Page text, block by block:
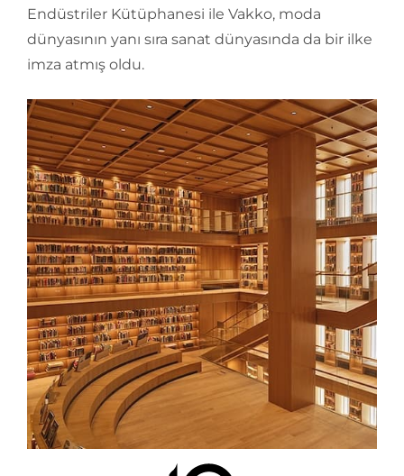
Endüstriler Kütüphanesi ile Vakko, moda
dünyasının yanı sıra sanat dünyasında da bir ilke
imza atmış oldu.